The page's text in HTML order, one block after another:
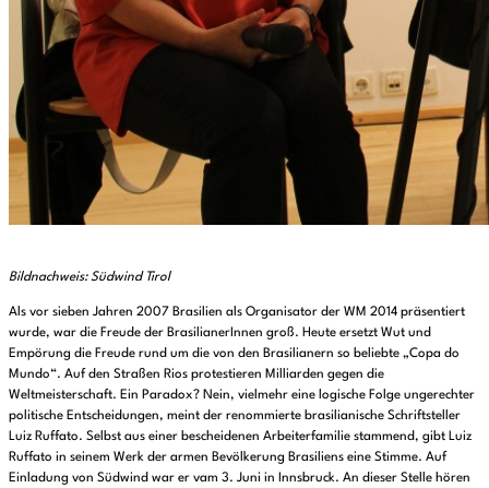
Bildnachweis: Südwind Tirol
Als vor sieben Jahren 2007 Brasilien als Organisator der WM 2014 präsentiert
wurde, war die Freude der BrasilianerInnen groß. Heute ersetzt Wut und
Empörung die Freude rund um die von den Brasilianern so beliebte „Copa do
Mundo“. Auf den Straßen Rios protestieren Milliarden gegen die
Weltmeisterschaft. Ein Paradox? Nein, vielmehr eine logische Folge ungerechter
politische Entscheidungen, meint der renommierte brasilianische Schriftsteller
Luiz Ruffato. Selbst aus einer bescheidenen Arbeiterfamilie stammend, gibt Luiz
Ruffato in seinem Werk der armen Bevölkerung Brasiliens eine Stimme. Auf
Einladung von Südwind war er vam 3. Juni in Innsbruck. An dieser Stelle hören